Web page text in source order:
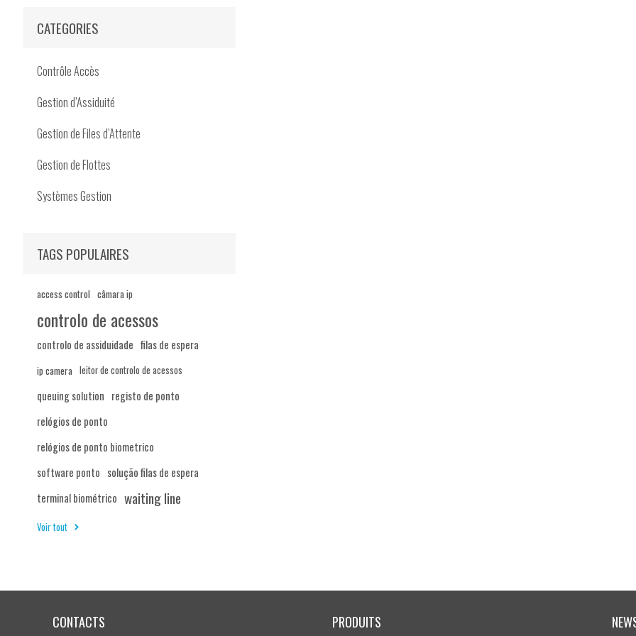
CATEGORIES
Contrôle Accès
Gestion d’Assiduité
Gestion de Files d’Attente
Gestion de Flottes
Systèmes Gestion
TAGS POPULAIRES
access control câmara ip
controlo de acessos
controlo de assiduidade filas de espera
ip camera leitor de controlo de acessos
queuing solution registo de ponto
relógios de ponto
relógios de ponto biometrico
software ponto solução filas de espera
terminal biométrico waiting line
Voir tout
CONTACTS PRODUITS